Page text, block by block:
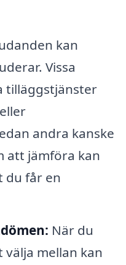
kan
Vissa
tilläggstjänster
andra kanske
att jämföra kan
du får en
När du
mellan kan